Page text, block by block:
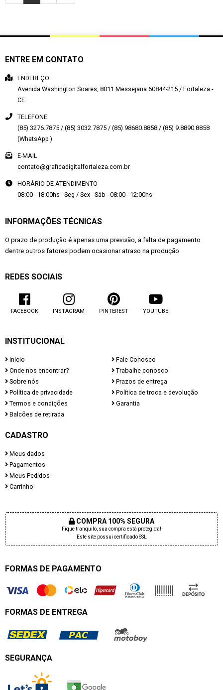
ENTRE EM CONTATO
ENDEREÇO
Avenida Washington Soares, 8011 Messejana 60844-215 / Fortaleza -
CE
TELEFONE
(85) 3276.7875 / (85) 3032.7875 / (85) 98680.8858 / (85) 9.8890.8858
(WhatsApp )
E-MAIL
contato@graficadigitalfortaleza.com.br
HORÁRIO DE ATENDIMENTO
08:00 - 18:00hs - Seg / Sex - Sáb - 08:00 - 12:00hs
INFORMAÇÕES TÉCNICAS
O prazo de produção é apenas uma previsão, a falta de pagamento
dentre outros fatores podem ocasionar atraso na produção
REDES SOCIAIS
FACEBOOK INSTAGRAM PINTEREST YOUTUBE
INSTITUCIONAL
Início
Fale Conosco
Onde nos encontrar?
Trabalhe conosco
Sobre nós
Prazos de entrega
Política de privacidade
Política de troca e devolução
Termos e condições
Garantia
Balcões de retirada
CADASTRO
Meus dados
Pagamentos
Meus Pedidos
Carrinho
COMPRA 100% SEGURA
Fique tranquilo, sua compra está protegida!
Este site possui certificado SSL
FORMAS DE PAGAMENTO
FORMAS DE ENTREGA
SEGURANÇA